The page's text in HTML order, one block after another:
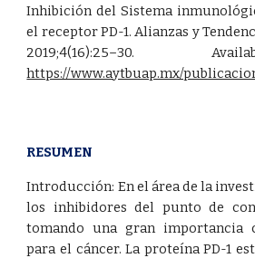
Inhibición del Sistema
el receptor PD-1. Alianzas y
2019;4(16):25–30.
https://www.aytbuap.mx/
RESUMEN
Introducción: En el área de la
los inhibidores del punto de
tomando una gran importancia
para el cáncer. La proteína PD-1